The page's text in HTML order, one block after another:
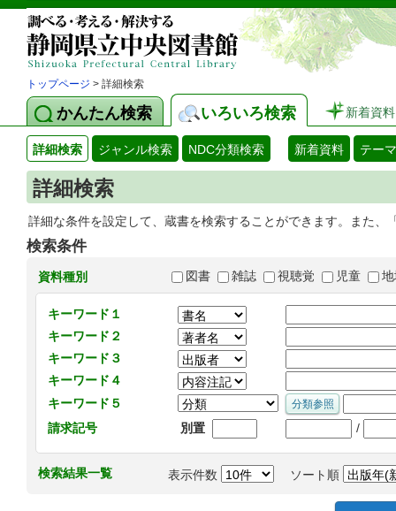
トップページ > 詳細検索
かんたん検索 いろいろ検索 新着資料
詳細検索 ジャンル検索 NDC分類検索 新着資料 テー
詳細検索
詳細な条件を設定して、蔵書を検索することができます。また
検索条件
資料種別 図書 雑誌 視聴覚 児童
キーワード１
キーワード２
キーワード３
キーワード４
キーワード５
請求記号
別置 /
検索結果一覧 表示件数 ソート順